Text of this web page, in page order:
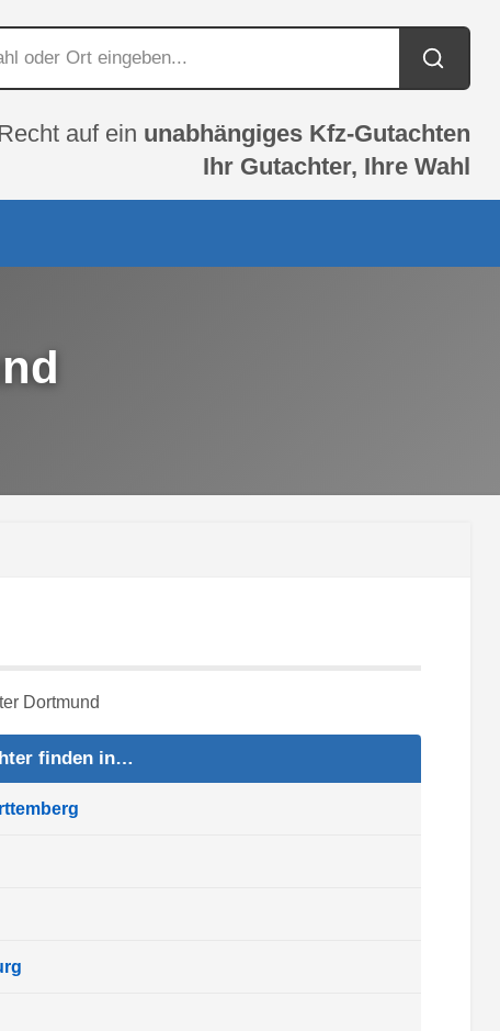
auf ein unabhängiges Kfz-Gutachten
Ihr Gutachter, Ihre Wahl
finden in…